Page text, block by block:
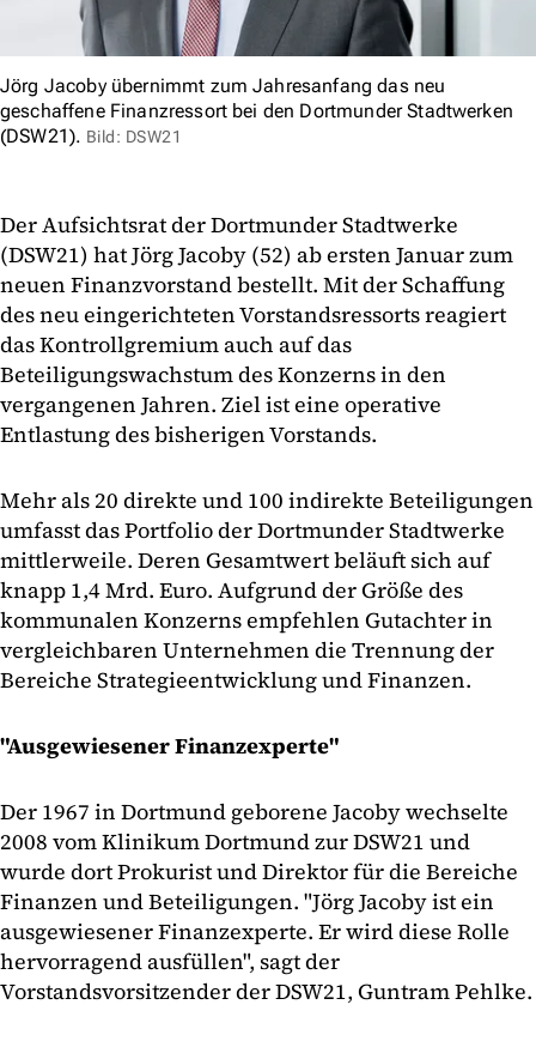
Jörg Jacoby übernimmt zum Jahresanfang das neu
geschaffene Finanzressort bei den Dortmunder Stadtwerken
(DSW21). Bild: DSW21
Der Aufsichtsrat der Dortmunder Stadtwerke
(DSW21) hat Jörg Jacoby (52) ab ersten Januar zum
neuen Finanzvorstand bestellt. Mit der Schaffung
des neu eingerichteten Vorstandsressorts reagiert
das Kontrollgremium auch auf das
Beteiligungswachstum des Konzerns in den
vergangenen Jahren. Ziel ist eine operative
Entlastung des bisherigen Vorstands.
Mehr als 20 direkte und 100 indirekte Beteiligungen
umfasst das Portfolio der Dortmunder Stadtwerke
mittlerweile. Deren Gesamtwert beläuft sich auf
knapp 1,4 Mrd. Euro. Aufgrund der Größe des
kommunalen Konzerns empfehlen Gutachter in
vergleichbaren Unternehmen die Trennung der
Bereiche Strategieentwicklung und Finanzen.
"Ausgewiesener Finanzexperte"
Der 1967 in Dortmund geborene Jacoby wechselte
2008 vom Klinikum Dortmund zur DSW21 und
wurde dort Prokurist und Direktor für die Bereiche
Finanzen und Beteiligungen. "Jörg Jacoby ist ein
ausgewiesener Finanzexperte. Er wird diese Rolle
hervorragend ausfüllen", sagt der
Vorstandsvorsitzender der DSW21, Guntram Pehlke.